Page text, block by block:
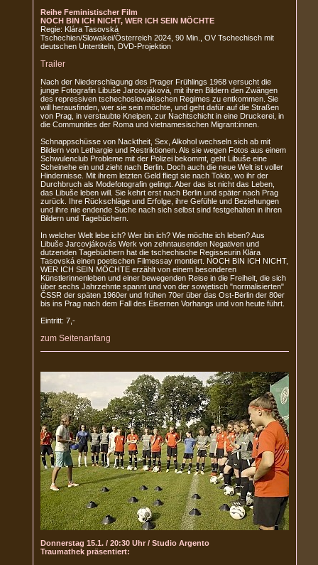
Reihe Feministischer Film
NOCH BIN ICH NICHT, WER ICH SEIN MÖCHTE
Regie: Klára Tasovská
Tschechien/Slowakei/Österreich 2024, 90 Min., OV Tschechisch mit
deutschen Untertiteln, DVD-Projektion
Trailer
Nach der Niederschlagung des Prager Frühlings 1968 versucht die
junge Fotografin Libuše Jarcovjáková, mit ihren Bildern den Zwängen
des repressiven tschechoslowakischen Regimes zu entkommen. Sie
will herausfinden, wer sie sein möchte, und geht dafür auf die Straßen
von Prag, in verstaubte Kneipen, zur Nachtschicht in eine Druckerei, in
die Communities der Roma und vietnamesischen Migrant:innen.
Schnappschüsse von Nacktheit, Sex, Alkohol wechseln sich ab mit
Bildern von Lethargie und Restriktionen. Als sie wegen Fotos aus einem
Schwulenclub Probleme mit der Polizei bekommt, geht Libuše eine
Scheinehe ein und zieht nach Berlin. Doch auch die neue Welt ist voller
Hindernisse. Mit ihrem letzten Geld fliegt sie nach Tokio, wo ihr der
Durchbruch als Modefotografin gelingt. Aber das ist nicht das Leben,
das Libuše leben will. Sie kehrt erst nach Berlin und später nach Prag
zurück. Ihre Rückschläge und Erfolge, ihre Gefühle und Beziehungen
und ihre nie endende Suche nach sich selbst sind festgehalten in ihren
Bildern und Tagebüchern.
In welcher Welt lebe ich? Wer bin ich? Wie möchte ich leben? Aus
Libuše Jarcovjákovás Werk von zehntausenden Negativen und
dutzenden Tagebüchern hat die tschechische Regisseurin Klára
Tasovská einen poetischen Filmessay montiert. NOCH BIN ICH NICHT,
WER ICH SEIN MÖCHTE erzählt von einem besonderen
Künstlerinnenleben und einer bewegenden Reise in die Freiheit, die sich
über sechs Jahrzehnte spannt und von der sowjetisch "normalisierten"
ČSSR der späten 1960er und frühen 70er über das Ost-Berlin der 80er
bis ins Prag nach dem Fall des Eisernen Vorhangs und von heute führt.
Eintritt: 7,-
zum Seitenanfang
Donnerstag 15.1. / 20:30 Uhr / Studio Argento
Traumathek präsentiert: